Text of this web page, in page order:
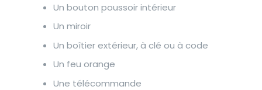
Un bouton poussoir intérieur
Un miroir
Un boîtier extérieur, à clé ou à code
Un feu orange
Une télécommande